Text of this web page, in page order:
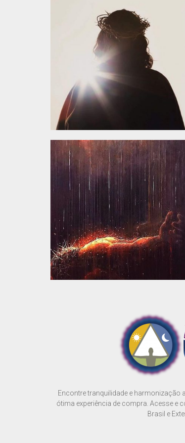
Encontre tranquilidade e harmonização
ótima experiência de compra. Acesse e
Brasil e